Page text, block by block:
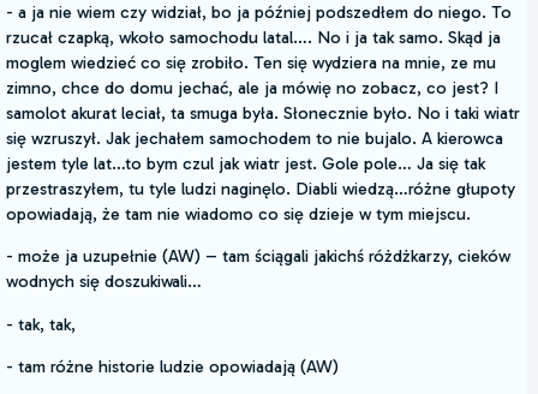
- a ja nie wiem czy widział, bo ja później podszedłem do niego. To
rzucał czapką, wkoło samochodu latal…. No i ja tak samo. Skąd ja
moglem wiedzieć co się zrobiło. Ten się wydziera na mnie, ze mu
zimno, chce do domu jechać, ale ja mówię no zobacz, co jest? I
samolot akurat leciał, ta smuga była. Słonecznie było. No i taki wiatr
się wzruszył. Jak jechałem samochodem to nie bujalo. A kierowca
jestem tyle lat…to bym czul jak wiatr jest. Gole pole… Ja się tak
przestraszyłem, tu tyle ludzi naginęlo. Diabli wiedzą…różne głupoty
opowiadają, że tam nie wiadomo co się dzieje w tym miejscu.
- może ja uzupełnie (AW) – tam ściągali jakichś różdżkarzy, cieków
wodnych się doszukiwali…
- tak, tak,
- tam różne historie ludzie opowiadają (AW)